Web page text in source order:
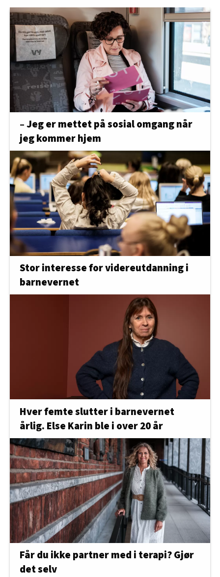
– Jeg er mettet på sosial omgang når
jeg kommer hjem
Stor interesse for videreutdanning i
barnevernet
Hver femte slutter i barnevernet
årlig. Else Karin ble i over 20 år
Får du ikke partner med i terapi? Gjør
det selv